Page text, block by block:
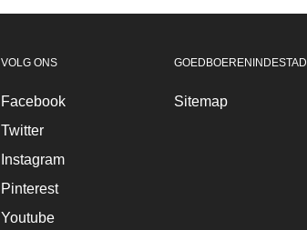
VOLG ONS
Facebook
Twitter
Instagram
Pinterest
Youtube
GOEDBOERENINDESTAD
Sitemap